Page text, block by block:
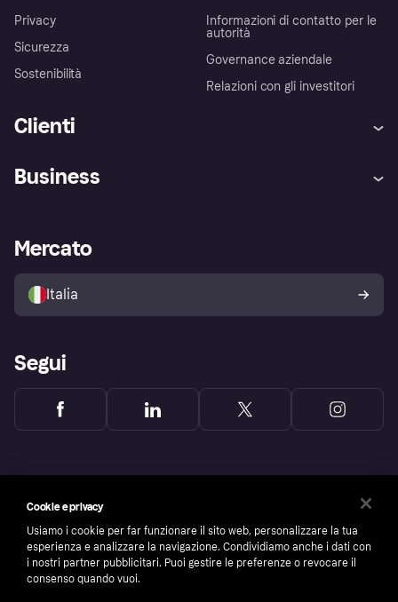
Privacy
Sicurezza
Sostenibilità
Informazioni di contatto per le
autorità
Governance aziendale
Relazioni con gli investitori
Clienti
Assistenza
Esplora i negozi
Politica di protezione
dell'acquirente Klarna
Business
Accesso aziende
Mercato
Italia
Segui
Cookie e privacy
Usiamo i cookie per far funzionare il sito web, personalizzare la tua
esperienza e analizzare la navigazione. Condividiamo anche i dati con
i nostri partner pubblicitari. Puoi gestire le preferenze o revocare il
consenso quando vuoi.